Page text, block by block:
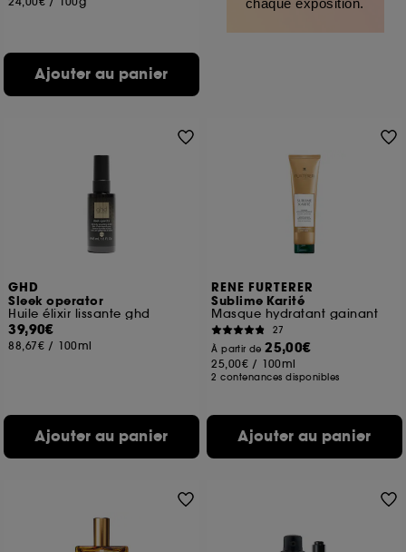
Ajouter au panier
chaque exposition.
GHD
Sleek operator
Huile élixir lissante ghd
39,90€
88,67€ / 100ml
Ajouter au panier
RENE FURTERER
Sublime Karité
Masque hydratant gainant
27
À partir de25,00€
25,00€ / 100ml
2 contenances disponibles
Ajouter au panier